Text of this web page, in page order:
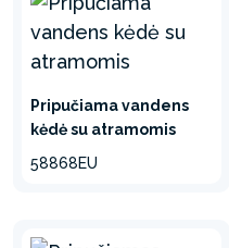
Pripučiama vandens
kėdė su atramomis
58868EU